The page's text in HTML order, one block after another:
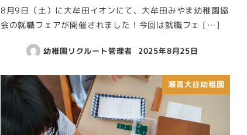
8月9日（土）に大牟田イオンにて、大牟田みやま幼稚園協
会の就職フェアが開催されました！今回は就職フェ […]
幼稚園リクルート管理者 2025年8月25日
瀬高大谷幼稚園